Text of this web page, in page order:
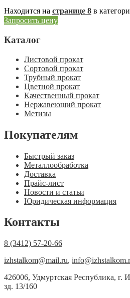
Находится на странице 8 в
Запросить цену
Каталог
Листовой прокат
Сортовой прокат
Трубный прокат
Цветной прокат
Качественный прокат
Нержавеющий прокат
Метизы
Покупателям
Быстрый заказ
Металлообработка
Доставка
Прайс-лист
Новости и статьи
Юридическая информация
Контакты
8 (3412) 57-20-66
izhstalkom@mail.ru,
426006, Удмуртская Республика, г.
зд. 13/160